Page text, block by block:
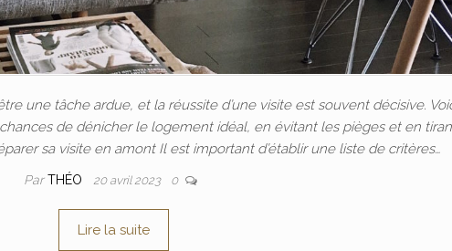
une tâche ardue, et la réussite d’une visite est souvent décisive.
de dénicher le logement idéal, en évitant les pièges et en
sa visite en amont Il est important d’établir une liste de critères…
ParTHÉO 20 avril 2023 0
Lire la suite